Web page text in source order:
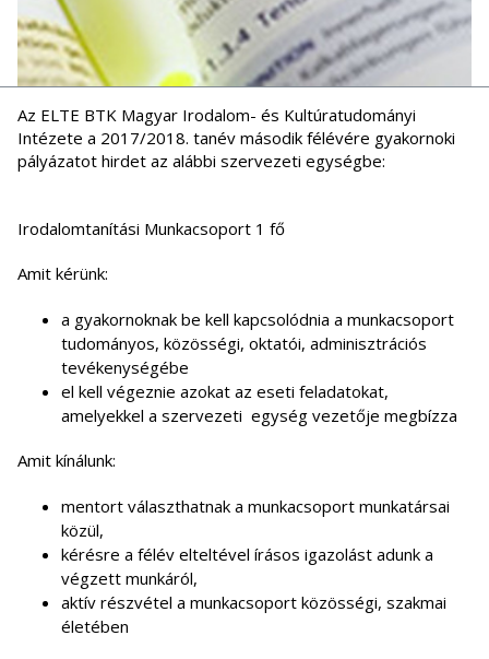
Az ELTE BTK Magyar Irodalom- és Kultúratudományi
Intézete a 2017/2018. tanév második félévére gyakornoki
pályázatot hirdet az alábbi szervezeti egységbe:
Irodalomtanítási Munkacsoport 1 fő
Amit kérünk:
a gyakornoknak be kell kapcsolódnia a munkacsoport
tudományos, közösségi, oktatói, adminisztrációs
tevékenységébe
el kell végeznie azokat az eseti feladatokat,
amelyekkel a szervezeti egység vezetője megbízza
Amit kínálunk:
mentort választhatnak a munkacsoport munkatársai
közül,
kérésre a félév elteltével írásos igazolást adunk a
végzett munkáról,
aktív részvétel a munkacsoport közösségi, szakmai
életében